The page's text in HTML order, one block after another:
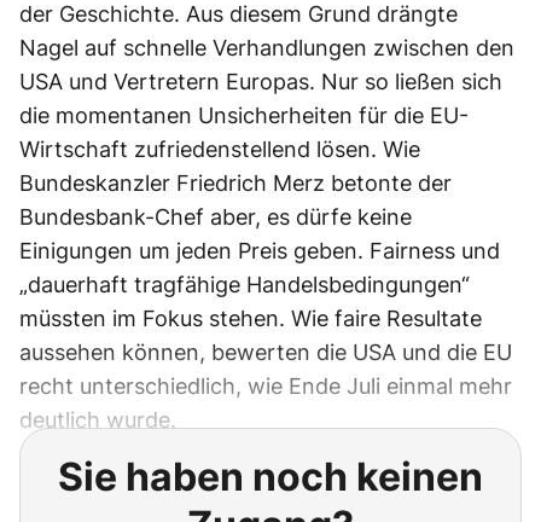
der Geschichte. Aus diesem Grund drängte
Nagel auf schnelle Verhandlungen zwischen den
USA und Vertretern Europas. Nur so ließen sich
die momentanen Unsicherheiten für die EU-
Wirtschaft zufriedenstellend lösen. Wie
Bundeskanzler Friedrich Merz betonte der
Bundesbank-Chef aber, es dürfe keine
Einigungen um jeden Preis geben. Fairness und
„dauerhaft tragfähige Handelsbedingungen“
müssten im Fokus stehen. Wie faire Resultate
aussehen können, bewerten die USA und die EU
recht unterschiedlich, wie Ende Juli einmal mehr
deutlich wurde.
Sie haben noch keinen